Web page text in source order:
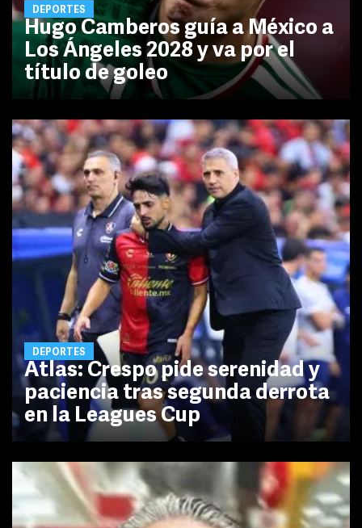
DEPORTES
Hugo Camberos guía a México a
Los Ángeles 2028 y va por el
título de goleo
DEPORTES
Atlas: Crespo pide serenidad y
paciencia tras segunda derrota
en la Leagues Cup